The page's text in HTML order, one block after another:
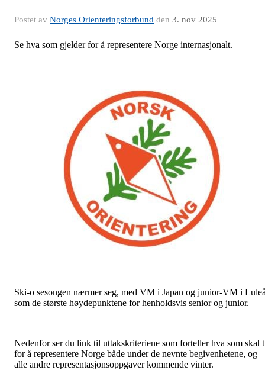
Postet av Norges Orienteringsforbund den 3. nov 2025
Se hva som gjelder for å representere Norge internasjonalt.
Ski-o sesongen nærmer seg, med VM i Japan og junior-VM i
som de største høydepunktene for henholdsvis senior og junior.
Nedenfor ser du link til uttakskriteriene som forteller hva som skal
for å representere Norge både under de nevnte begivenhetene, og
alle andre representasjonsoppgaver kommende vinter.